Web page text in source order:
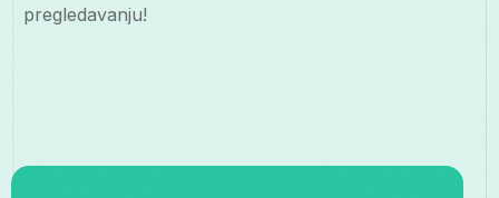
pregledavanju!